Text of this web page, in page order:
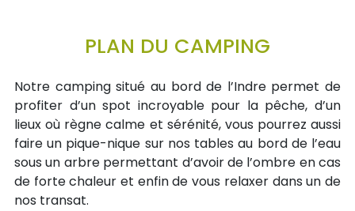
PLAN DU CAMPING
Notre camping situé au bord de l’Indre permet de
profiter d’un spot incroyable pour la pêche, d’un
lieux où règne calme et sérénité, vous pourrez aussi
faire un pique-nique sur nos tables au bord de l’eau
sous un arbre permettant d’avoir de l’ombre en cas
de forte chaleur et enfin de vous relaxer dans un de
nos transat.